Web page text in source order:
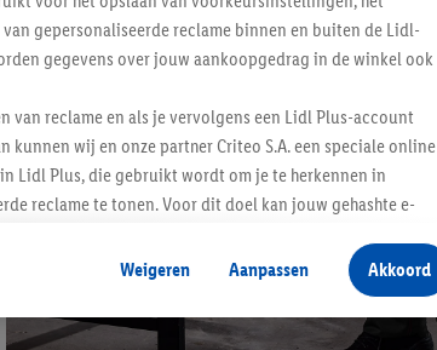
gepersonaliseerde reclame binnen en buiten de Lidl-
gegevens over jouw aankoopgedrag in de winkel ook
van reclame en als je vervolgens een Lidl Plus-account
wij en onze partner Criteo S.A. een speciale online
Lidl Plus, die gebruikt wordt om je te herkennen in
reclame te tonen. Voor dit doel kan jouw gehashte e-
worden weergegeven voor producten waarin je
in een winkelmandje van een online winkel te plaatsen
Weigeren Aanpassen Akkoord